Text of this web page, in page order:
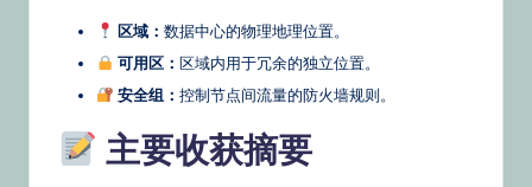
区域： 数据中心的物理地理位置。
可用区： 区域内用于冗余的独立位置。
安全组： 控制节点间流量的防火墙规则。
主要收获摘要